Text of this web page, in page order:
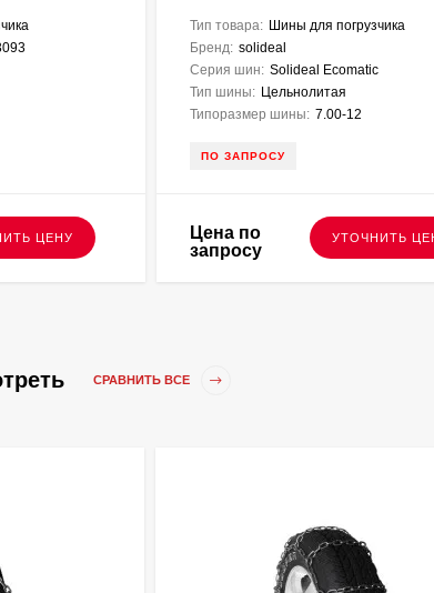
ЦЕНУ
Тип товара: Шины для погрузчика
Бренд: solideal
Серия шин: Solideal Ecomatic
Тип шины: Цельнолитая
Типоразмер шины: 7.00-12
ПО ЗАПРОСУ
Цена по
запросу
УТОЧНИТЬ
СРАВНИТЬ ВСЕ